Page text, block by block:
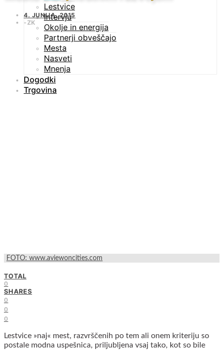
Lestvice
Intervju
Okolje in energija
Partnerji obveščajo
Mesta
Nasveti
Mnenja
Dogodki
Trgovina
4. JUNIJA, 2015
ZK
FOTO: www.aviewoncities.com
TOTAL
0
SHARES
0
0
0
Lestvice »naj« mest, razvrščenih po tem ali onem kriteriju so
postale modna uspešnica, priljubljena vsaj tako, kot so bile